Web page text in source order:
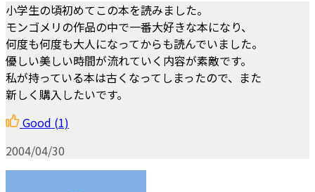
小学生の頃初めてこの本を読みました。
モンゴメリの作品の中で一番大好きな本になり、
何度も何度も大人になってからも読んでいました。
優しい美しい時間が流れていく内容が素敵です。
私が持っている本は古くなってしまったので、また
新しく購入したいです。
Good (1)
2004/04/30